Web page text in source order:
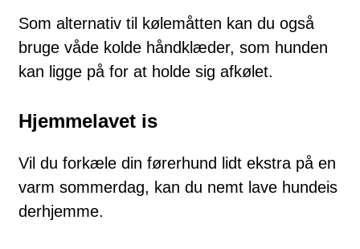
Som alternativ til kølemåtten kan du også
bruge våde kolde håndklæder, som hunden
kan ligge på for at holde sig afkølet.
Hjemmelavet is
Vil du forkæle din førerhund lidt ekstra på en
varm sommerdag, kan du nemt lave hundeis
derhjemme.